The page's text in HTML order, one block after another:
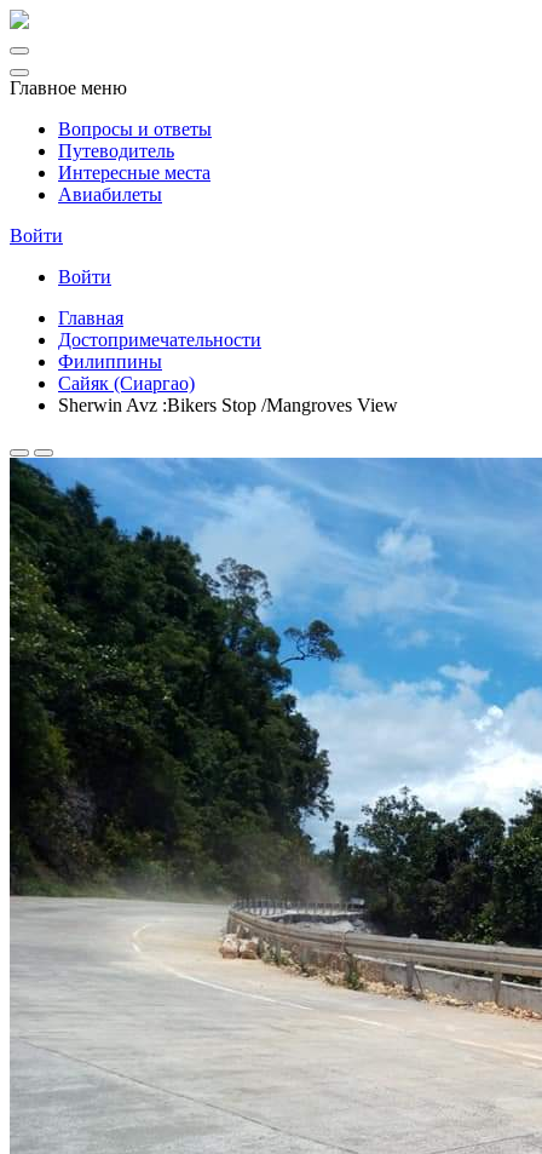
Главное меню
Вопросы и ответы
Путеводитель
Интересные места
Авиабилеты
Войти
Войти
Главная
Достопримечательности
Филиппины
Сайяк (Сиаргао)
Sherwin Avz :Bikers Stop /Mangroves View